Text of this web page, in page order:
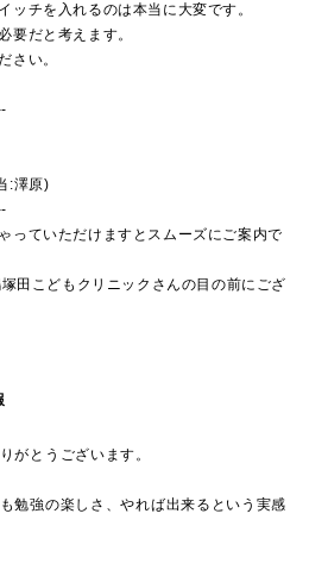
ッチを入れるのは本当に大変です。
要だと考えます。
さい。
:澤原)
っていただけますとスムーズにご案内で
田こどもクリニックさんの目の前にござ
がとうございます。
勉強の楽しさ、やれば出来るという実感